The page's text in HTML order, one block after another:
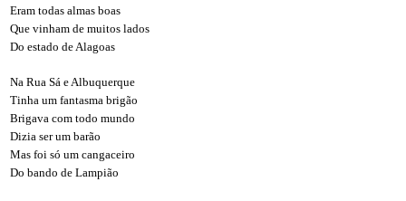
Eram todas almas boas
Que vinham de muitos lados
Do estado de Alagoas
Na Rua Sá e Albuquerque
Tinha um fantasma brigão
Brigava com todo mundo
Dizia ser um barão
Mas foi só um cangaceiro
Do bando de Lampião